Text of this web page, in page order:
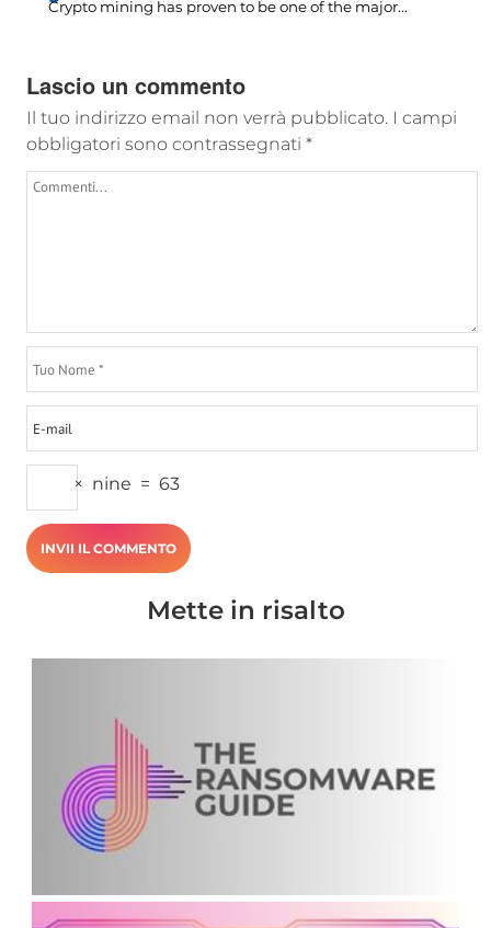
Crypto mining has proven to be one of the major...
Lascio un commento
Il tuo indirizzo email non verrà pubblicato. I campi
obbligatori sono contrassegnati *
× nine = 63
Mette in risalto